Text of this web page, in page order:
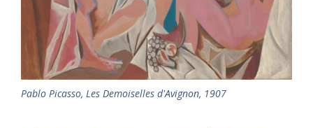
Pablo Picasso, Les Demoiselles d'Avignon, 1907